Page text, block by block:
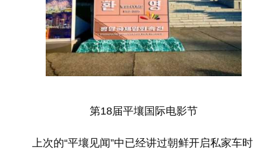
第18届平壤国际电影节
上次的“平壤见闻”中已经讲过朝鲜开启私家车时